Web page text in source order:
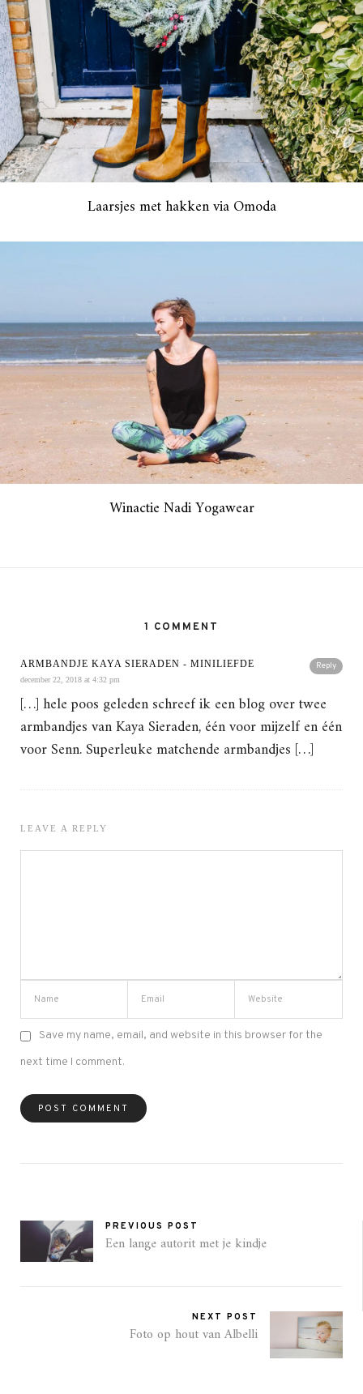
Laarsjes met hakken via Omoda
Winactie Nadi Yogawear
1 COMMENT
Reply
ARMBANDJE KAYA SIERADEN - MINILIEFDE
december 22, 2018 at 4:32 pm
[…] hele poos geleden schreef ik een blog over twee
armbandjes van Kaya Sieraden, één voor mijzelf en één
voor Senn. Superleuke matchende armbandjes […]
LEAVE A REPLY
Save my name, email, and website in this browser for the
next time I comment.
PREVIOUS POST
Een lange autorit met je kindje
NEXT POST
Foto op hout van Albelli